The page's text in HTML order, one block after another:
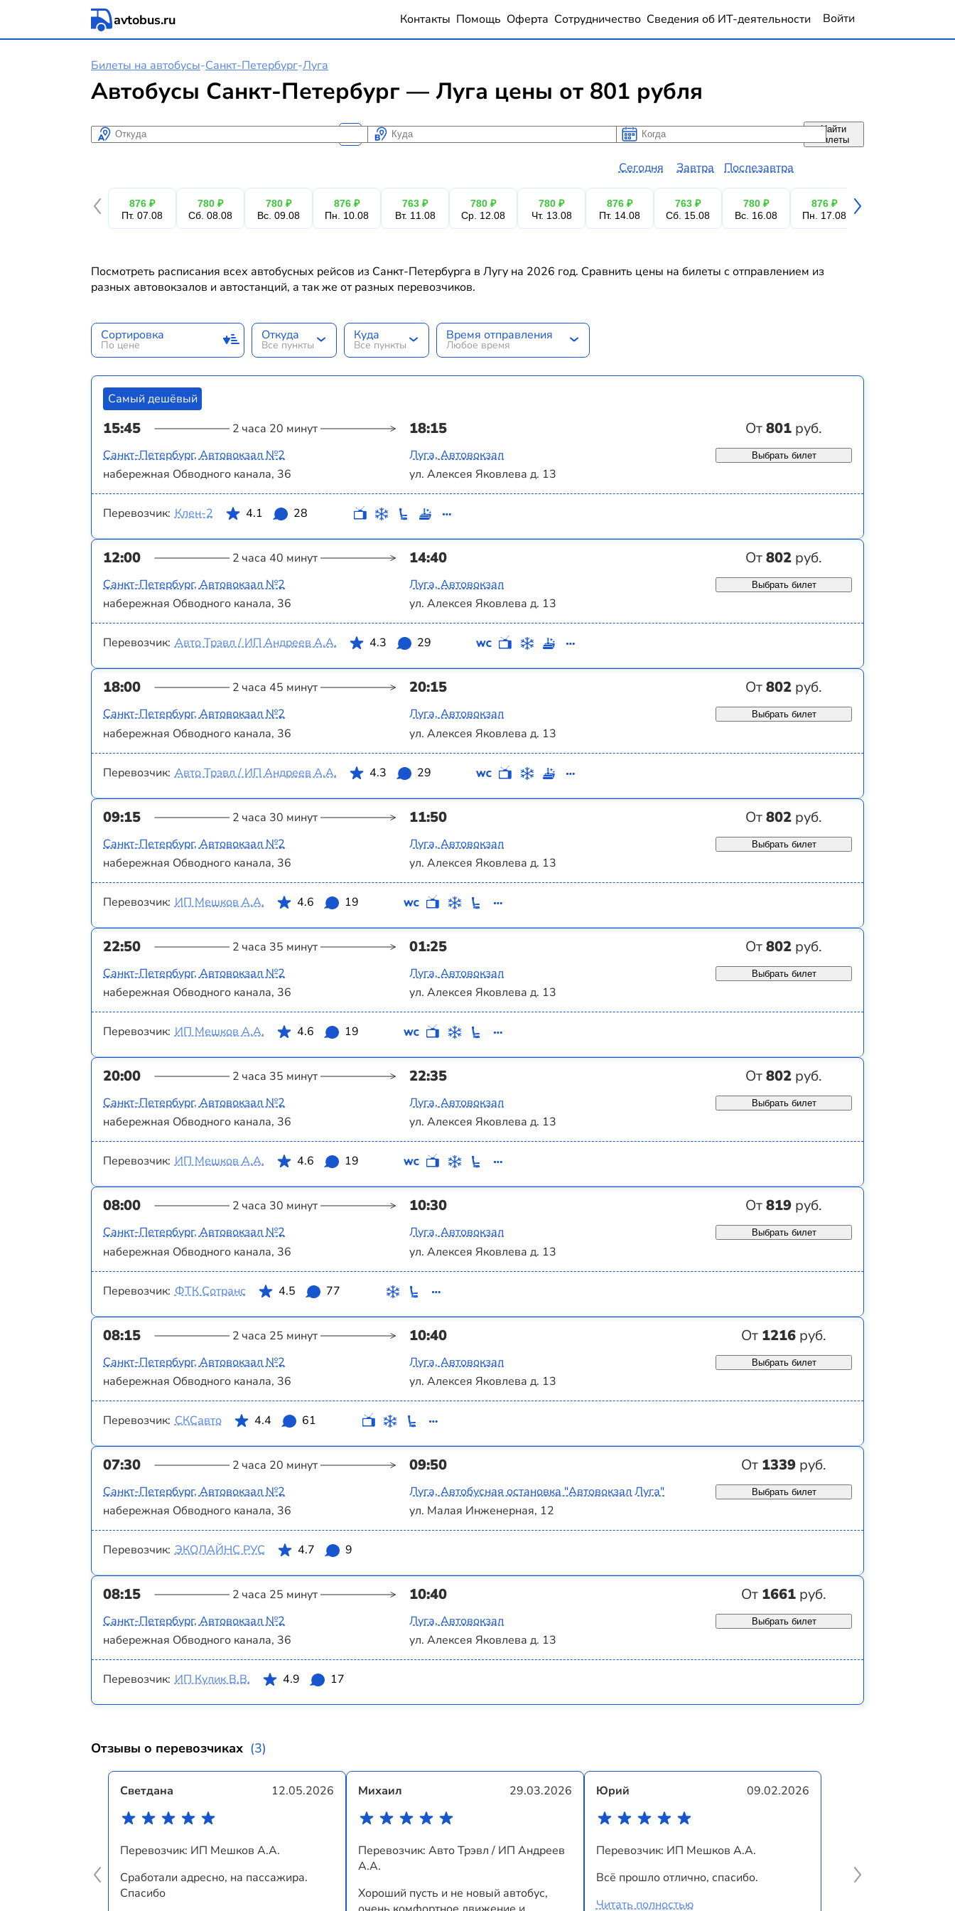
avtobus.ru Контакты Помощь Оферта Сотрудничество Сведения об ИТ-деятельности Войти
Билеты на автобусы-Санкт-Петербург-Луга
Автобусы Санкт-Петербург — Луга цены от 801 рубля
Откуда Куда Когда
Когда
Сегодня Завтра Послезавтра
Найти
билеты
876 ₽
Пт. 07.08
780 ₽
Сб. 08.08
780 ₽
Вс. 09.08
876 ₽
Пн. 10.08
763 ₽
Вт. 11.08
780 ₽
Ср. 12.08
780 ₽
Чт. 13.08
876 ₽
Пт. 14.08
763 ₽
Сб. 15.08
780 ₽
Вс. 16.08
876 ₽
Пн. 17.08
Посмотреть расписания всех автобусных рейсов из Санкт-Петербурга в Лугу на 2026 год. Сравнить цены на билеты с отправлением из
разных автовокзалов и автостанций, а так же от разных перевозчиков.
Сортировка
По цене
Откуда
Все пункты
Куда
Все пункты
Время отправления
Любое время
Самый дешёвый
15:45 2 часа 20 минут 18:15 От801 руб.
Санкт-Петербург, Автовокзал №2
набережная Обводного канала, 36
Луга, Автовокзал
ул. Алексея Яковлева д. 13
Выбрать билет
Перевозчик: Клен-2 4.1 28
12:00 2 часа 40 минут 14:40 От802 руб.
Санкт-Петербург, Автовокзал №2
набережная Обводного канала, 36
Луга, Автовокзал
ул. Алексея Яковлева д. 13
Выбрать билет
Перевозчик: Авто Трэвл / ИП Андреев А.А. 4.3 29
18:00 2 часа 45 минут 20:15 От802 руб.
Санкт-Петербург, Автовокзал №2
набережная Обводного канала, 36
Луга, Автовокзал
ул. Алексея Яковлева д. 13
Выбрать билет
Перевозчик: Авто Трэвл / ИП Андреев А.А. 4.3 29
09:15 2 часа 30 минут 11:50 От802 руб.
Санкт-Петербург, Автовокзал №2
набережная Обводного канала, 36
Луга, Автовокзал
ул. Алексея Яковлева д. 13
Выбрать билет
Перевозчик: ИП Мешков А.А. 4.6 19
22:50 2 часа 35 минут 01:25 От802 руб.
Санкт-Петербург, Автовокзал №2
набережная Обводного канала, 36
Луга, Автовокзал
ул. Алексея Яковлева д. 13
Выбрать билет
Перевозчик: ИП Мешков А.А. 4.6 19
20:00 2 часа 35 минут 22:35 От802 руб.
Санкт-Петербург, Автовокзал №2
набережная Обводного канала, 36
Луга, Автовокзал
ул. Алексея Яковлева д. 13
Выбрать билет
Перевозчик: ИП Мешков А.А. 4.6 19
08:00 2 часа 30 минут 10:30 От819 руб.
Санкт-Петербург, Автовокзал №2
набережная Обводного канала, 36
Луга, Автовокзал
ул. Алексея Яковлева д. 13
Выбрать билет
Перевозчик: ФТК Сотранс 4.5 77
08:15 2 часа 25 минут 10:40 От 1216 руб.
Санкт-Петербург, Автовокзал №2
набережная Обводного канала, 36
Луга, Автовокзал
ул. Алексея Яковлева д. 13
Выбрать билет
Перевозчик: СКСавто 4.4 61
07:30 2 часа 20 минут 09:50 От 1339 руб.
Санкт-Петербург, Автовокзал №2
набережная Обводного канала, 36
Луга, Автобусная остановка "Автовокзал Луга"
ул. Малая Инженерная, 12
Выбрать билет
Перевозчик: ЭКОЛАЙНС РУС 4.7 9
08:15 2 часа 25 минут 10:40 От 1661 руб.
Санкт-Петербург, Автовокзал №2
набережная Обводного канала, 36
Луга, Автовокзал
ул. Алексея Яковлева д. 13
Выбрать билет
Перевозчик: ИП Кулик В.В. 4.9 17
Отзывы о перевозчиках (3)
Светдана 12.05.2026
Перевозчик: ИП Мешков А.А.
Сработали адресно, на пассажира.
Спасибо
Михаил 29.03.2026
Перевозчик: Авто Трэвл / ИП Андреев
А.А.
Хороший пусть и не новый автобус,
Юрий 09.02.2026
Перевозчик: ИП Мешков А.А.
Всё прошло отлично, спасибо.
Читать полностью